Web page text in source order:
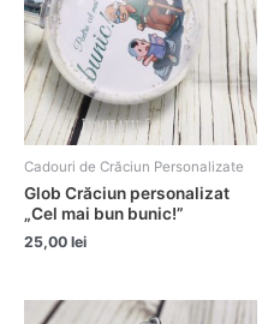
Cadouri de Crăciun Personalizate
Glob Crăciun personalizat
„Cel mai bun bunic!”
25,00 lei